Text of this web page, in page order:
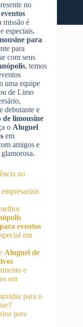
no
missão é
especiais,
para
para
com seus
, temos
uma equipe
de Limo
debutante e
de limousine
o Aluguel
em
amigos e
no
eventos
em
Aluguel de
e
em
para o
para